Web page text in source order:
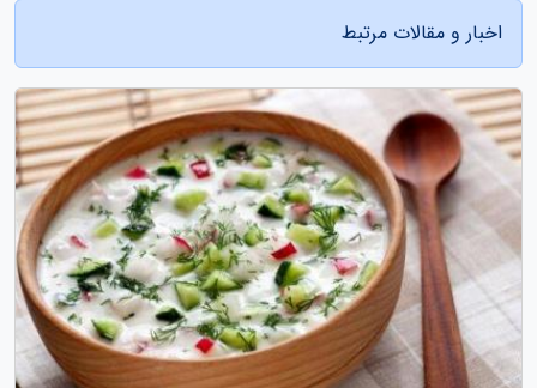
اخبار و مقالات مرتبط